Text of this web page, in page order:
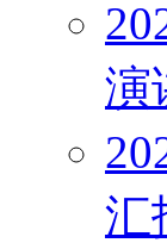
演
汇